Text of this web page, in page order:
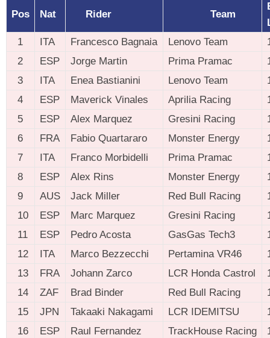
Pos Nat Rider Team
1
ITA Francesco Bagnaia Lenovo Team
2
ESP Jorge Martin Prima Pramac
3
ITA Enea Bastianini Lenovo Team
4
ESP Maverick Vinales Aprilia Racing
5
ESP Alex Marquez Gresini Racing
6
FRA Fabio Quartararo Monster Energy
7
ITA Franco Morbidelli Prima Pramac
8
ESP Alex Rins Monster Energy
9
AUS Jack Miller Red Bull Racing
10
ESP Marc Marquez Gresini Racing
11
ESP Pedro Acosta GasGas Tech3
12
ITA Marco Bezzecchi Pertamina VR46
13
FRA Johann Zarco LCR Honda Castrol
14
ZAF Brad Binder Red Bull Racing
15
JPN Takaaki Nakagami LCR IDEMITSU
16
ESP Raul Fernandez TrackHouse Racing